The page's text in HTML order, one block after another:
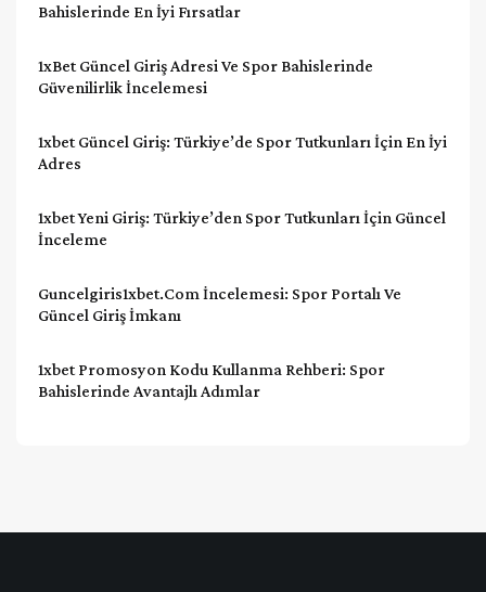
Bahislerinde En İyi Fırsatlar
1xBet Güncel Giriş Adresi Ve Spor Bahislerinde
Güvenilirlik İncelemesi
1xbet Güncel Giriş: Türkiye’de Spor Tutkunları İçin En İyi
Adres
1xbet Yeni Giriş: Türkiye’den Spor Tutkunları İçin Güncel
İnceleme
Guncelgiris1xbet.com İncelemesi: Spor Portalı Ve
Güncel Giriş İmkanı
1xbet Promosyon Kodu Kullanma Rehberi: Spor
Bahislerinde Avantajlı Adımlar